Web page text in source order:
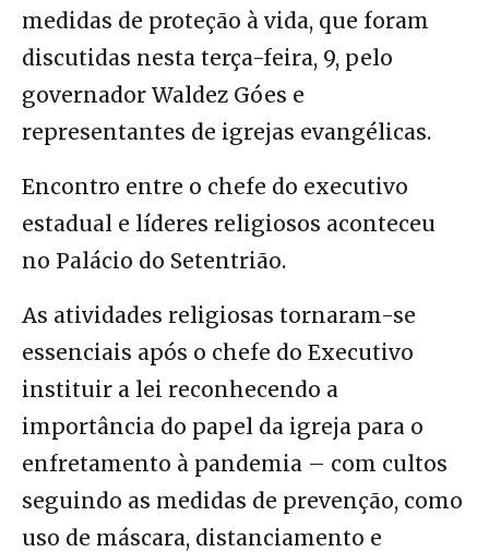
medidas de proteção à vida, que foram
discutidas nesta terça-feira, 9, pelo
governador Waldez Góes e
representantes de igrejas evangélicas.
Encontro entre o chefe do executivo
estadual e líderes religiosos aconteceu
no Palácio do Setentrião.
As atividades religiosas tornaram-se
essenciais após o chefe do Executivo
instituir a lei reconhecendo a
importância do papel da igreja para o
enfretamento à pandemia – com cultos
seguindo as medidas de prevenção, como
uso de máscara, distanciamento e